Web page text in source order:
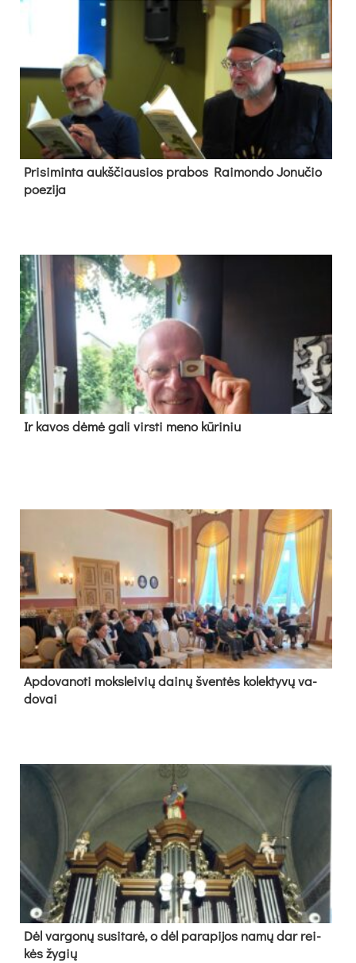
Pri­si­min­ta aukš­čiau­sios pra­bos Rai­mon­do Jo­nu­čio
poe­zi­ja
Ir ka­vos dė­mė ga­li virs­ti me­no kū­ri­niu
Ap­do­va­no­ti moks­lei­vių dai­nų šven­tės ko­lek­ty­vų va­
do­vai
Dėl var­go­nų su­si­ta­rė, o dėl pa­ra­pi­jos na­mų dar rei­
kės žy­gių